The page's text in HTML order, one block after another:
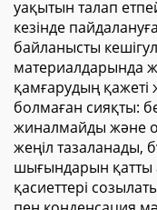
уақытын талап
кезінде
байланысты
материалдарында
қамғарудың
болмаған сияқты:
жиналмайды және
жеңіл тазаланады,
шығындарын қатты
қасиеттері